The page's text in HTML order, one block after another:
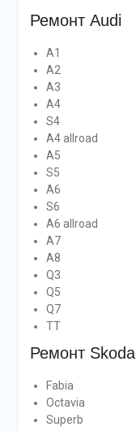
Ремонт Audi
A1
A2
A3
A4
S4
A4 allroad
A5
S5
A6
S6
A6 allroad
A7
A8
Q3
Q5
Q7
TT
Ремонт Skoda
Fabia
Octavia
Superb